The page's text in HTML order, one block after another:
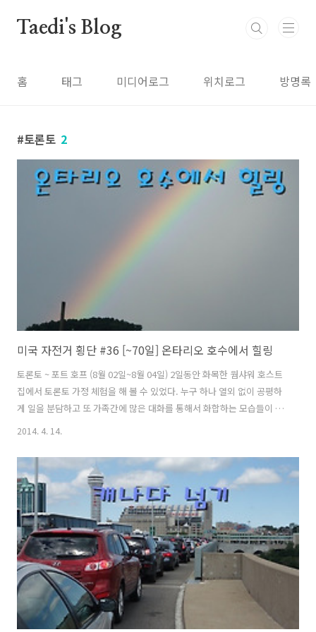
Taedi's Blog
홈 태그 미디어로그 위치로그 방명록
토론토 2
미국 자전거 횡단 #36 [~70일] 온타리오 호수에서 힐링
토론토 ~ 포트 호프 (8월 02일~8월 04일) 2일동안 화목한 웜샤워 호스트
집에서 토론토 가정 체험을 해 볼 수 있었다. 누구 하나 열외 없이 공평하
게 일을 분담하고 또 가족간에 많은 대화를 통해서 화합하는 모습들이 매
우 인상적이었다. 캐나다 국경을 넘어서 타고 왔던 워터프론트 트레일길
50km정도 되는 거리다. 토론토부터 오샤와까지는 열차를 타고 갈 예정
인데 호스트가 역까지 안내 해준다고 했다. 이틀동안 나의 안식처가 되었
던 잠자리 호스트가 날 위해서 중국만두들 요리해 주었는데 그의 세심함
을 엿볼 수 있었다. 호스트는 환경과 에너지 절약, 친환경농업등 환경 보
호관련 일을 한다고 했다. 몇년전 우리나라 강을 심하게 오염시켰던 녹조
사진..
2014. 4. 14.